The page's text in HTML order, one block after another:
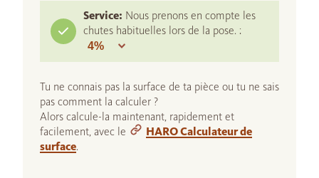
Service: Nous prenons en compte les
chutes habituelles lors de la pose. :
Tu ne connais pas la surface de ta pièce ou tu ne sais
pas comment la calculer ?
Alors calcule-la maintenant, rapidement et
facilement, avec le
HARO Calculateur de
surface.